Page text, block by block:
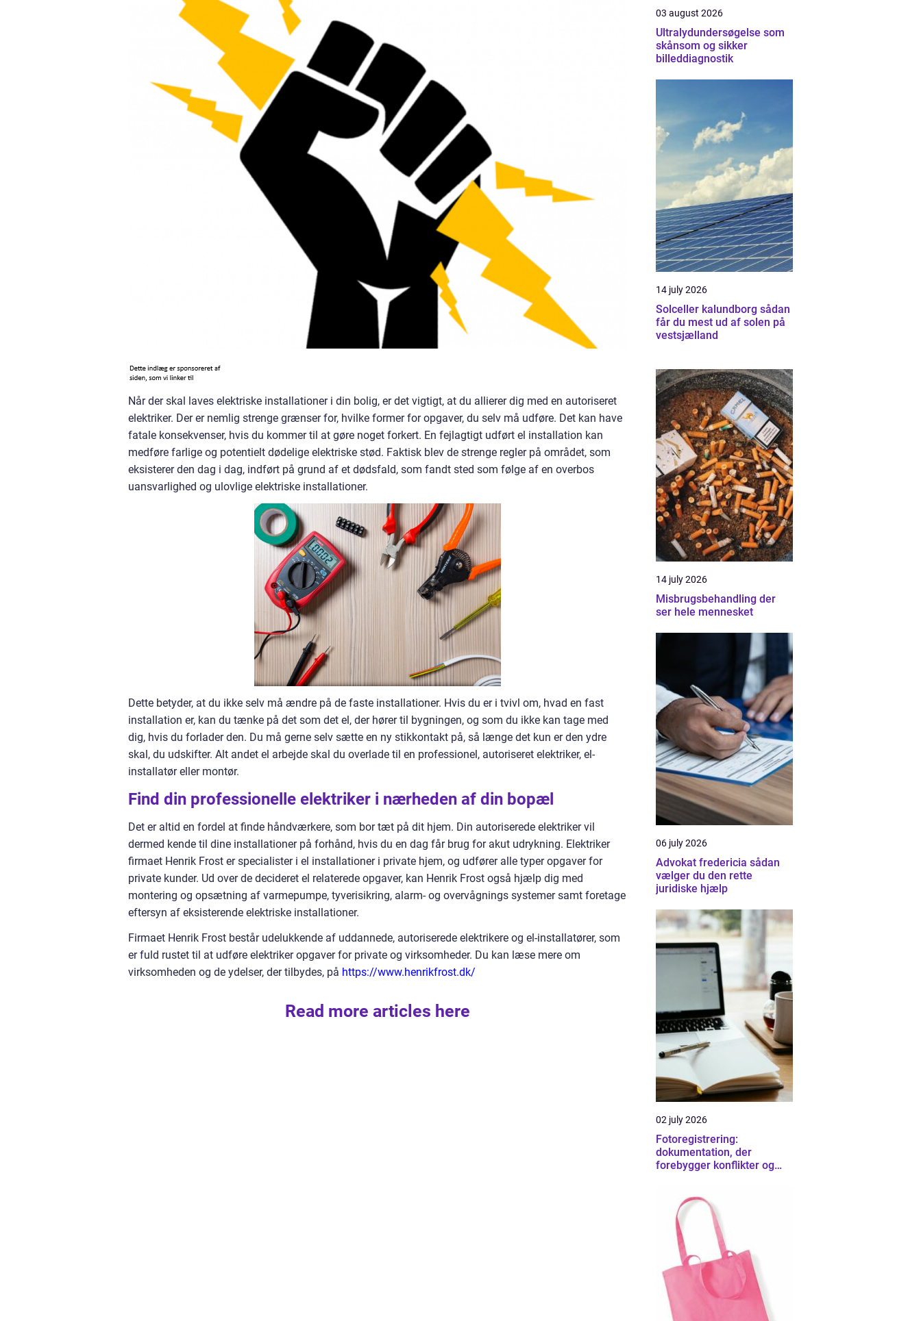
Når der skal laves elektriske installationer i din bolig, er det vigtigt, at du allierer dig med en autoriseret
elektriker. Der er nemlig strenge grænser for, hvilke former for opgaver, du selv må udføre. Det kan have
fatale konsekvenser, hvis du kommer til at gøre noget forkert. En fejlagtigt udført el installation kan
medføre farlige og potentielt dødelige elektriske stød. Faktisk blev de strenge regler på området, som
eksisterer den dag i dag, indført på grund af et dødsfald, som fandt sted som følge af en overbos
uansvarlighed og ulovlige elektriske installationer.
Dette betyder, at du ikke selv må ændre på de faste installationer. Hvis du er i tvivl om, hvad en fast
installation er, kan du tænke på det som det el, der hører til bygningen, og som du ikke kan tage med
dig, hvis du forlader den. Du må gerne selv sætte en ny stikkontakt på, så længe det kun er den ydre
skal, du udskifter. Alt andet el arbejde skal du overlade til en professionel, autoriseret elektriker, el-
installatør eller montør.
Find din professionelle elektriker i nærheden af din bopæl
Det er altid en fordel at finde håndværkere, som bor tæt på dit hjem. Din autoriserede elektriker vil
dermed kende til dine installationer på forhånd, hvis du en dag får brug for akut udrykning. Elektriker
firmaet Henrik Frost er specialister i el installationer i private hjem, og udfører alle typer opgaver for
private kunder. Ud over de decideret el relaterede opgaver, kan Henrik Frost også hjælp dig med
montering og opsætning af varmepumpe, tyverisikring, alarm- og overvågnings systemer samt foretage
eftersyn af eksisterende elektriske installationer.
Firmaet Henrik Frost består udelukkende af uddannede, autoriserede elektrikere og el-installatører, som
er fuld rustet til at udføre elektriker opgaver for private og virksomheder. Du kan læse mere om
virksomheden og de ydelser, der tilbydes, på https://www.henrikfrost.dk/
Read more articles here
03 august 2026
Ultralydundersøgelse som
skånsom og sikker
billeddiagnostik
14 july 2026
Solceller kalundborg sådan
får du mest ud af solen på
vestsjælland
14 july 2026
Misbrugsbehandling der
ser hele mennesket
06 july 2026
Advokat fredericia sådan
vælger du den rette
juridiske hjælp
02 july 2026
Fotoregistrering:
dokumentation, der
forebygger konflikter og